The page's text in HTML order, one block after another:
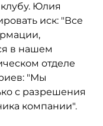
Юлия
иск: "Все
в нашем
отделе
"Мы
с разрешения
компании".